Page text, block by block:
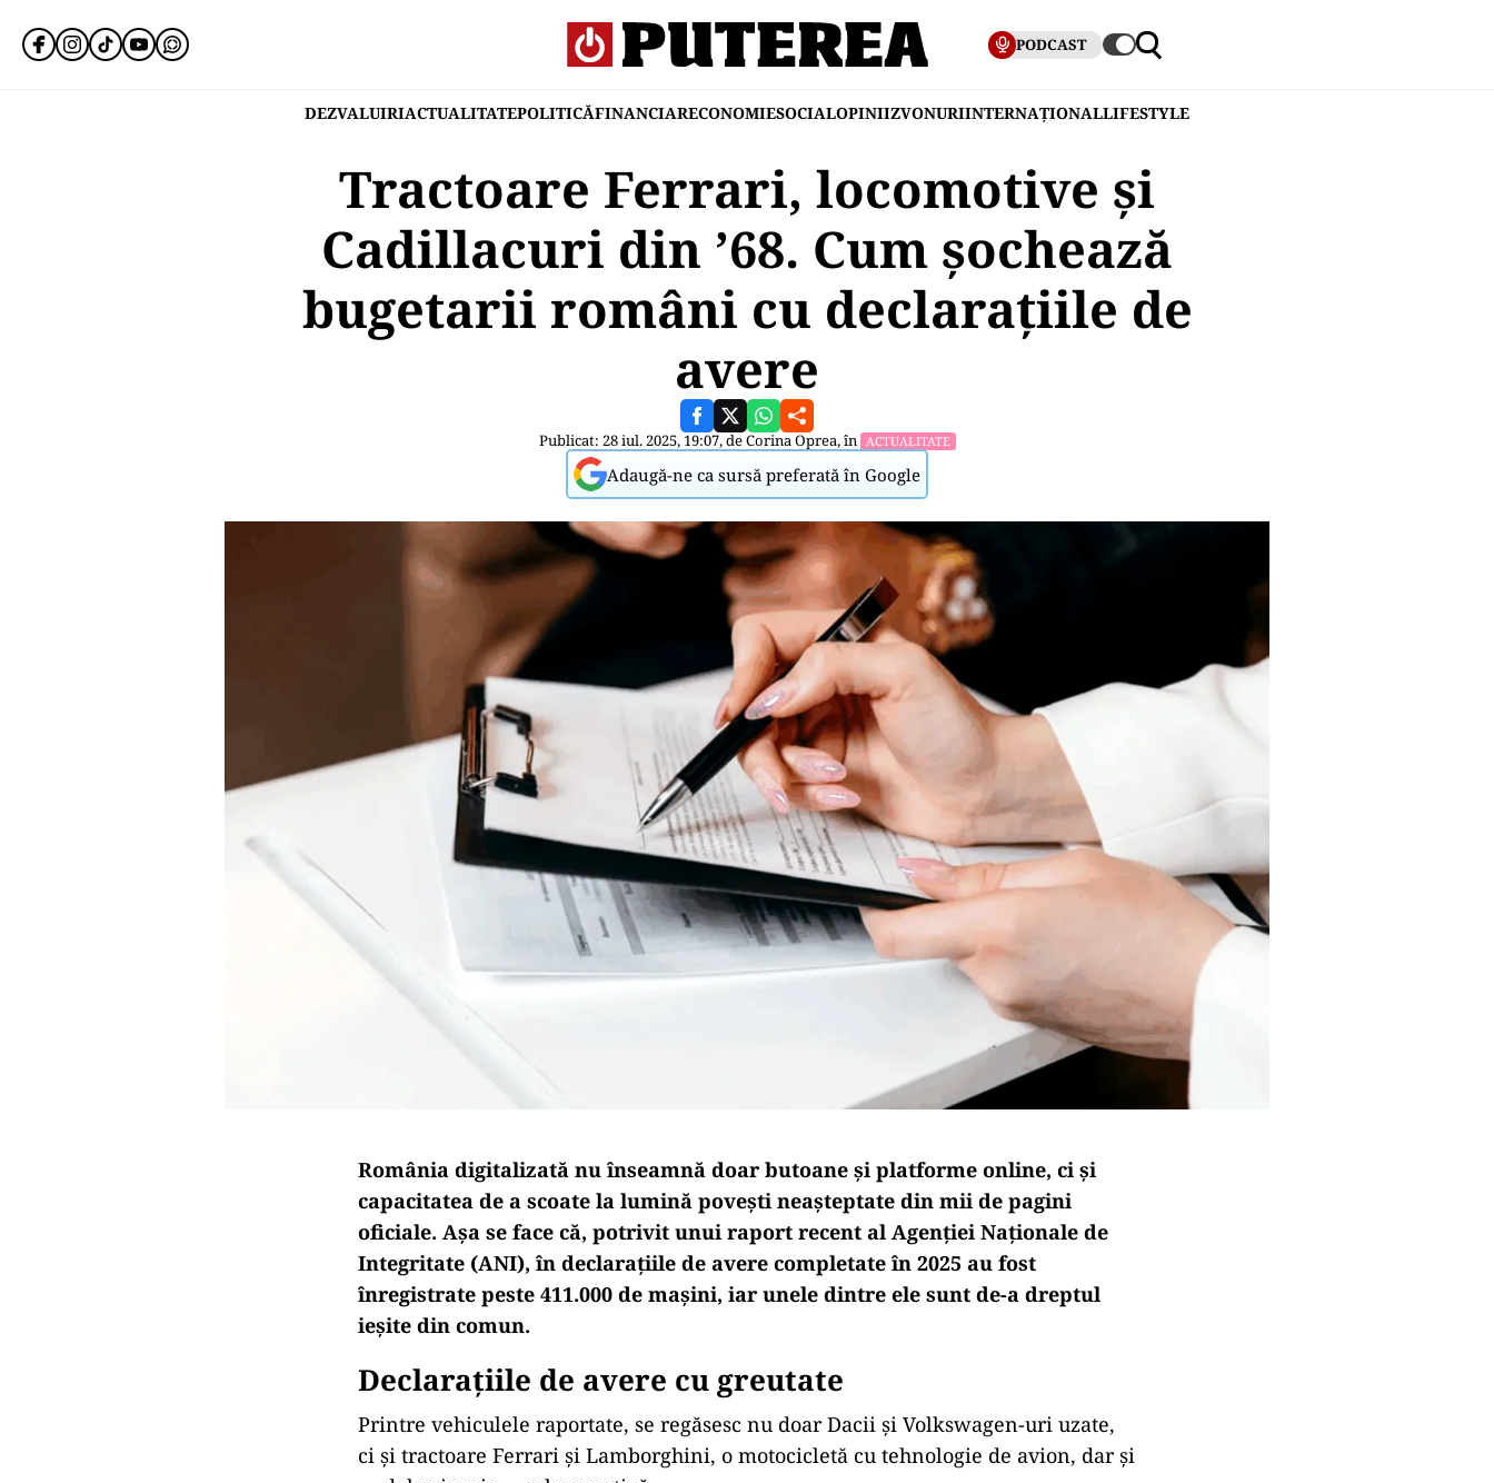
PODCAST
DEZVALUIRIACTUALITATEPOLITICĂFINANCIARECONOMIESOCIALOPINIIZVONURIINTERNAȚIONALLIFESTYLE
Tractoare Ferrari, locomotive și
Cadillacuri din ’68. Cum șochează
bugetarii români cu declarațiile de
avere
Publicat: 28 iul. 2025, 19:07, deCorina Oprea, în ACTUALITATE
Adaugă-ne ca sursă preferată în Google
România digitalizată nu înseamnă doar butoane și platforme online, ci și
capacitatea de a scoate la lumină povești neașteptate din mii de pagini
oficiale. Așa se face că, potrivit unui raport recent al Agenției Naționale de
Integritate (ANI), în declarațiile de avere completate în 2025 au fost
înregistrate peste 411.000 de mașini, iar unele dintre ele sunt de-a dreptul
ieșite din comun.
Declarațiile de avere cu greutate
Printre vehiculele raportate, se regăsesc nu doar Dacii și Volkswagen-uri uzate,
ci și tractoare Ferrari și Lamborghini, o motocicletă cu tehnologie de avion, dar și